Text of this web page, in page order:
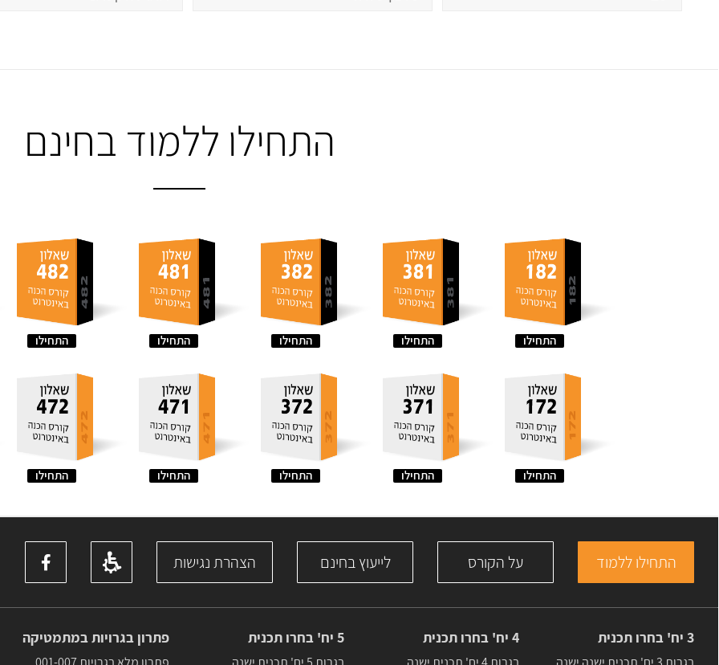
התחילו ללמוד בחינם
התחילו התחילו התחילו התחילו התחילו
התחילו התחילו התחילו התחילו התחילו
התחילו ללמוד על הקורס לייעוץ בחינם הצהרת נגישות
3 יח' בחרו תכנית 4 יח' בחרו תכנית 5 יח' בחרו תכנית פתרון בגרויות במתמטיקה